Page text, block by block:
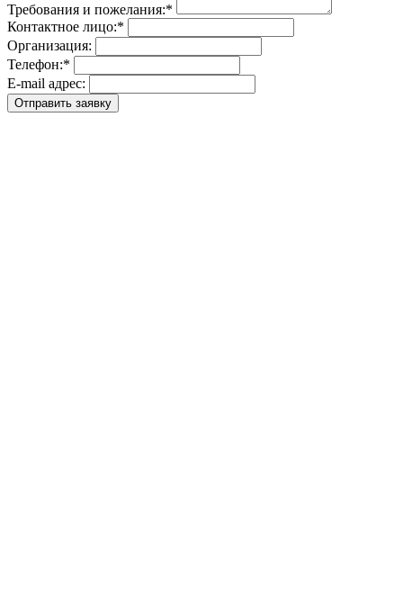
Требования и пожелания:*
Контактное лицо:*
Организация:
Телефон:*
E-mail адрес: